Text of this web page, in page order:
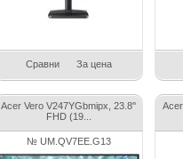
Сравни За цена
Acer Vero V247YGbmipx, 23.8''
FHD (19...
№ UM.QV7EE.G13